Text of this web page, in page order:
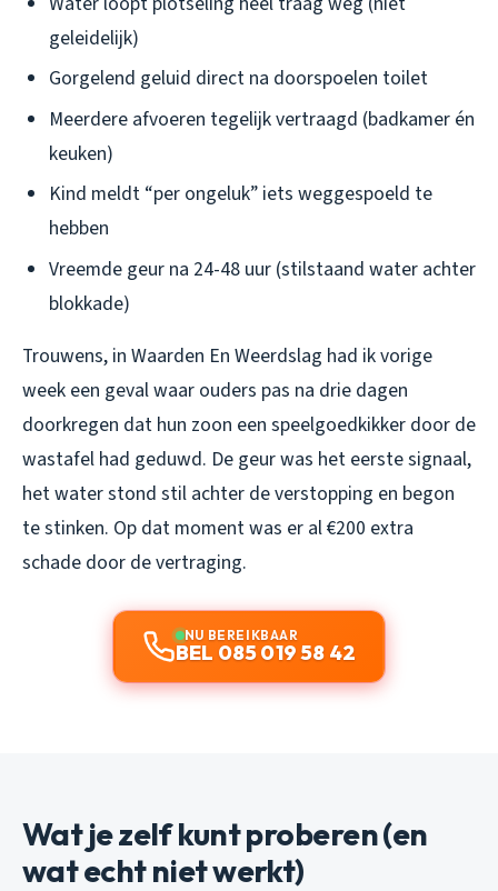
geleidelijk)
Gorgelend geluid direct na doorspoelen toilet
Meerdere afvoeren tegelijk vertraagd (badkamer én
keuken)
Kind meldt “per ongeluk” iets weggespoeld te
hebben
Vreemde geur na 24-48 uur (stilstaand water achter
blokkade)
Trouwens, in Waarden En Weerdslag had ik vorige
week een geval waar ouders pas na drie dagen
doorkregen dat hun zoon een speelgoedkikker door de
wastafel had geduwd. De geur was het eerste signaal,
het water stond stil achter de verstopping en begon
te stinken. Op dat moment was er al €200 extra
schade door de vertraging.
NU BEREIKBAAR
BEL 085 019 58 42
Wat je zelf kunt proberen (en
wat echt niet werkt)